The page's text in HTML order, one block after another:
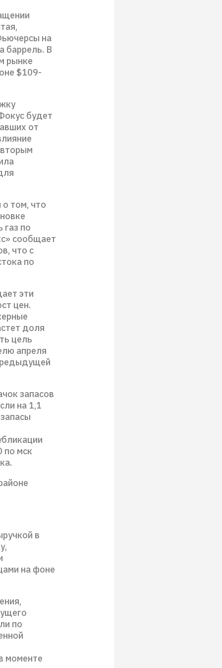
на
баррель. В
рынке
$109-
будет
от
том, что
газ по
сообщает
что с
по
эти
цен.
доля
цель
апреля
запасов
на 1,1
по мск
в
на фоне
по
моменте